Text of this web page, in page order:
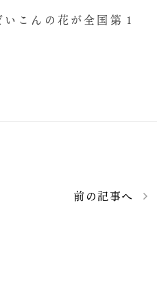
こんの花が全国第１
前の記事へ